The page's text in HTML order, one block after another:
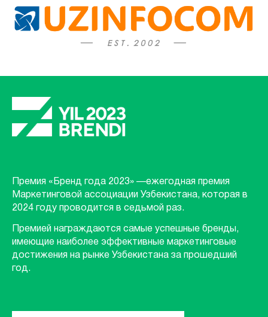
Премия «Бренд года 2023» —ежегодная премия
Маркетинговой ассоциации Узбекистана, которая в
2024 году проводится в седьмой раз.
Премией награждаются самые успешные бренды,
имеющие наиболее эффективные маркетинговые
достижения на рынке Узбекистана за прошедший
год.